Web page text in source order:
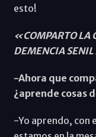
esto!
«COMPARTO LA
DEMENCIA
-Ahora que
¿aprende cosas
-Yo aprendo, con